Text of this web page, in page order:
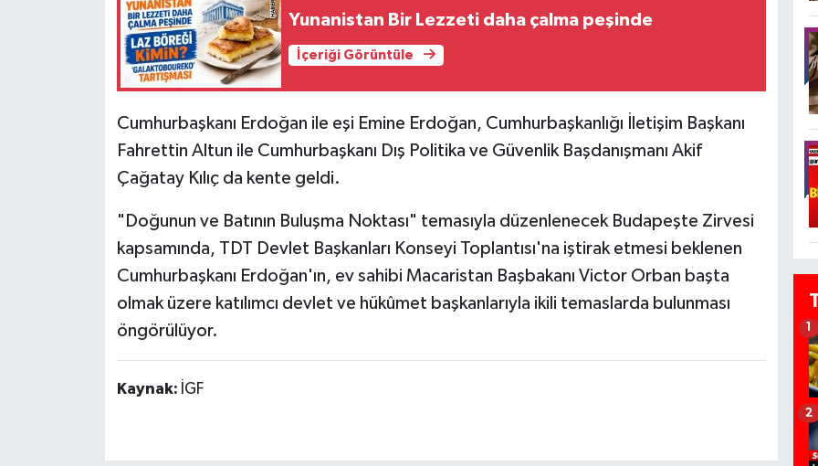
Yunanistan Bir Lezzeti daha çalma peşinde
İçeriği Görüntüle
Cumhurbaşkanı Erdoğan ile eşi Emine Erdoğan, Cumhurbaşkanlığı İletişim Başkanı
Fahrettin Altun ile Cumhurbaşkanı Dış Politika ve Güvenlik Başdanışmanı Akif
Çağatay Kılıç da kente geldi.
"Doğunun ve Batının Buluşma Noktası" temasıyla düzenlenecek Budapeşte Zirvesi
kapsamında, TDT Devlet Başkanları Konseyi Toplantısı'na iştirak etmesi beklenen
Cumhurbaşkanı Erdoğan'ın, ev sahibi Macaristan Başbakanı Victor Orban başta
olmak üzere katılımcı devlet ve hükûmet başkanlarıyla ikili temaslarda bulunması
öngörülüyor.
Kaynak: İGF
2
RESMİ İLANLAR
Tarihi Yapılarımız